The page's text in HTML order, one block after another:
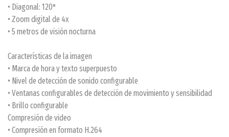
• Diagonal: 120°
• Zoom digital de 4x
• 5 metros de visión nocturna
Características de la imagen
• Marca de hora y texto superpuesto
• Nivel de detección de sonido configurable
• Ventanas configurables de detección de movimiento y sensibilidad
• Brillo configurable
Compresión de video
• Compresión en formato H.264